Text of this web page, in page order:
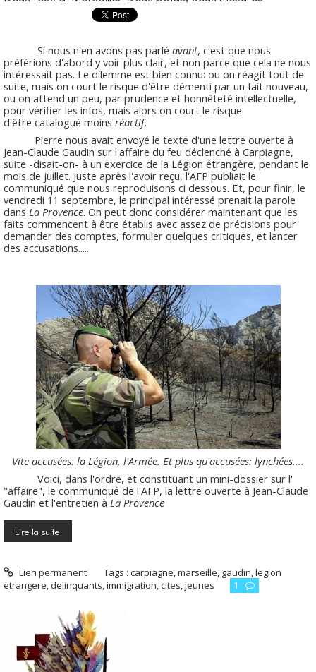
Si nous n'en avons pas parlé avant, c'est que nous
préférions d'abord y voir plus clair, et non parce que cela ne nous
intéressait pas. Le dilemme est bien connu: ou on réagit tout de
suite, mais on court le risque d'être démenti par un fait nouveau,
ou on attend un peu, par prudence et honnêteté intellectuelle,
pour vérifier les infos, mais alors on court le risque
d'être catalogué moins réactif.
Pierre nous avait envoyé le texte d'une lettre ouverte à
Jean-Claude Gaudin sur l'affaire du feu déclenché à Carpiagne,
suite -disait-on- à un exercice de la Légion étrangère, pendant le
mois de juillet. Juste après l'avoir reçu, l'AFP publiait le
communiqué que nous reproduisons ci dessous. Et, pour finir, le
vendredi 11 septembre, le principal intéressé prenait la parole
dans La Provence. On peut donc considérer maintenant que les
faits commencent à être établis avec assez de précisions pour
demander des comptes, formuler quelques critiques, et lancer
des accusations.....
Vite accusées: la Légion, l'Armée. Et plus qu'accusées: lynchées....
Voici, dans l'ordre, et constituant un mini-dossier sur l'
"affaire", le communiqué de l'AFP, la lettre ouverte à Jean-Claude
Gaudin et l'entretien à La Provence
Lire la suite
Lien permanent Tags :carpiagne,marseille, gaudin,legion
etrangere, delinquants,immigration,cites,jeunes 1